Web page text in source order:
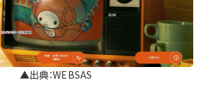
▲出典：WEBSAS